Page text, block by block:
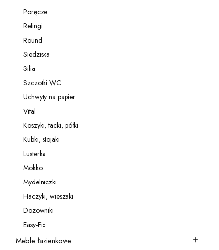
Kategoria - Poręcze
Poręcze
Kategoria - Relingi
Relingi
Kategoria - Round
Round
Kategoria - Siedziska
Siedziska
Kategoria - Silia
Silia
Kategoria - Szczotki WC
Szczotki WC
Kategoria - Uchwyty na papier
Uchwyty na papier
Kategoria - Vital
Vital
Kategoria - Koszyki, tacki, półki
Koszyki, tacki, półki
Kategoria - Kubki, stojaki
Kubki, stojaki
Kategoria - Lusterka
Lusterka
Kategoria - Mokko
Mokko
Kategoria - Mydelniczki
Mydelniczki
Kategoria - Haczyki, wieszaki
Haczyki, wieszaki
Kategoria - Dozowniki
Dozowniki
Kategoria - Easy-Fix
Easy-Fix
Kategoria - Meble łazienkowe
Meble łazienkowe